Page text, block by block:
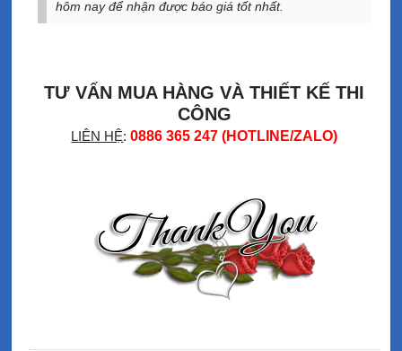
hôm nay để nhận được báo giá tốt nhất.
TƯ VẤN MUA HÀNG VÀ THIẾT KẾ THI
CÔNG
LIÊN HỆ:0886 365 247 (HOTLINE/ZALO)